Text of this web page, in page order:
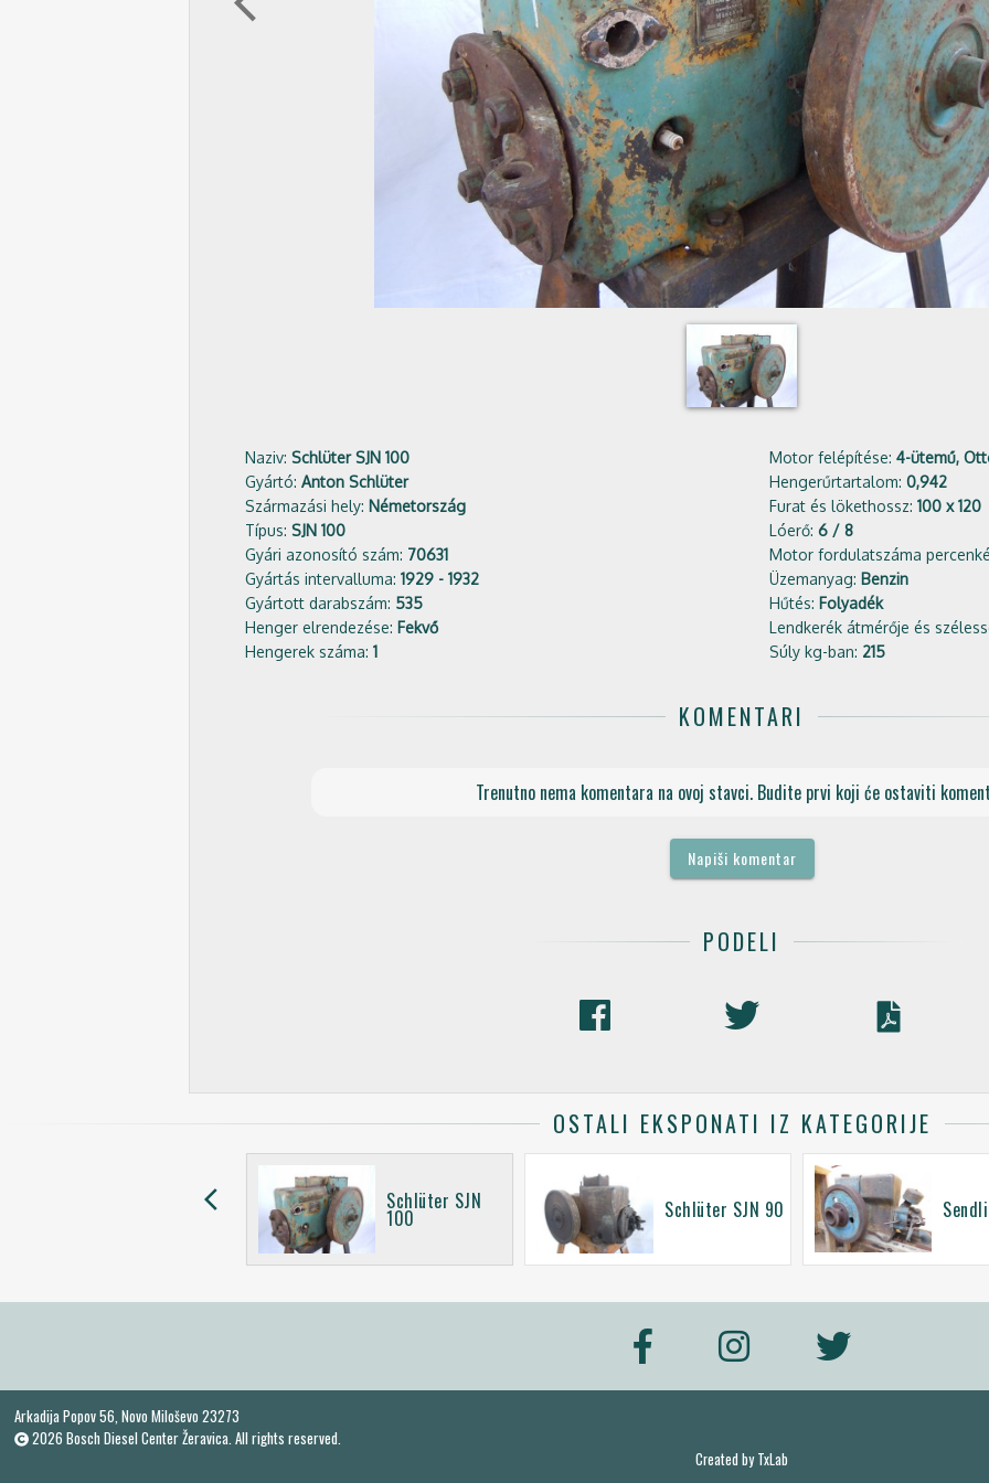
Naziv: Schlüter SJN 100
Gyártó: Anton Schlüter
Származási hely: Németország
Típus: SJN 100
Gyári azonosító szám: 70631
Gyártás intervalluma: 1929 - 1932
Gyártott darabszám: 535
Henger elrendezése: Fekvő
Hengerek száma: 1
Motor felépítése: 4-ütemű,
Hengerűrtartalom: 0,942
Furat és lökethossz: 100 x 120
Lóerő: 6 / 8
Motor fordulatszáma
Üzemanyag: Benzin
Hűtés: Folyadék
Lendkerék átmérője és
Súly kg-ban: 215
KOMENTARI
Trenutno nema komentara na ovoj stavci. Budite prvi koji će ostaviti
Napiši komentar
PODELI
OSTALI EKSPONATI IZ KATEGORIJE
arrow_back_ios
SACHS Stamo 75 Schlüter SJN
100 Schlüter SJN 90
Arkadija Popov 56, Novo Miloševo 23273
2026 Bosch Diesel Center Žeravica. All rights reserved.
Created byTxLab